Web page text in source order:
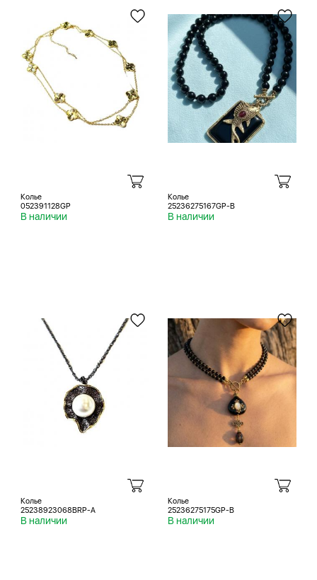
Колье
052391128GP
В наличии
Колье
25236275167GP-B
В наличии
Колье
25238923068BRP-A
В наличии
Колье
25236275175GP-B
В наличии